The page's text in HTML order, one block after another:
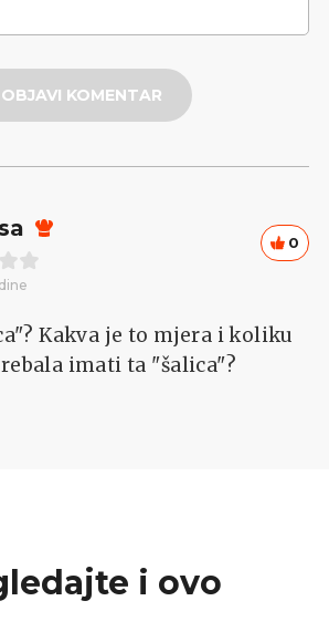
OBJAVI KOMENTAR
0
Kakva je to mjera i koliku
imati ta "šalica"?
i ovo